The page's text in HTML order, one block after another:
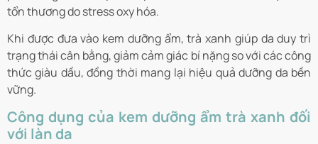
tổn thương do stress oxy hóa.
Khi được đưa vào kem dưỡng ẩm, trà xanh giúp da duy trì
trạng thái cân bằng, giảm cảm giác bí nặng so với các công
thức giàu dầu, đồng thời mang lại hiệu quả dưỡng da bền
vững.
Công dụng của kem dưỡng ẩm trà xanh đối
với làn da